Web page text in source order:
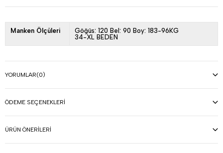
Manken Ölçüleri
Göğüs: 120 Bel: 90 Boy: 183-96KG
34-XL BEDEN
YORUMLAR(0)
ÖDEME SEÇENEKLERI
ÜRÜN ÖNERILERI